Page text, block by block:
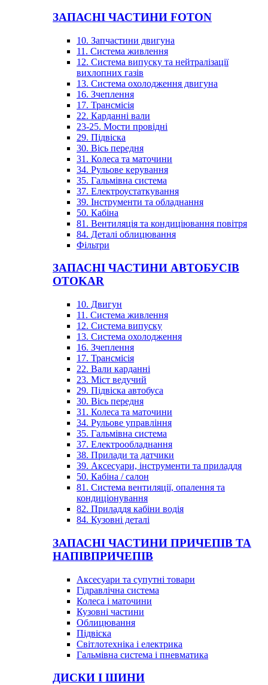
ЗАПАСНІ ЧАСТИНИ FOTON
10. Запчастини двигуна
11. Система живлення
12. Система випуску та нейтралізації
вихлопних газів
13. Система охолодження двигуна
16. Зчеплення
17. Трансмісія
22. Карданні вали
23-25. Мости провідні
29. Підвіска
30. Вісь передня
31. Колеса та маточини
34. Рульове керування
35. Гальмівна система
37. Електроустаткування
39. Інструменти та обладнання
50. Кабіна
81. Вентиляція та кондиціювання повітря
84. Деталі облицювання
Фільтри
ЗАПАСНІ ЧАСТИНИ АВТОБУСІВ
OTOKAR
10. Двигун
11. Система живлення
12. Система випуску
13. Система охолодження
16. Зчеплення
17. Трансмісія
22. Вали карданні
23. Міст ведучий
29. Підвіска автобуса
30. Вісь передня
31. Колеса та маточини
34. Рульове управління
35. Гальмівна система
37. Електрообладнання
38. Прилади та датчики
39. Аксесуари, інструменти та приладдя
50. Кабіна / салон
81. Система вентиляції, опалення та
кондиціонування
82. Приладдя кабіни водія
84. Кузовні деталі
ЗАПАСНІ ЧАСТИНИ ПРИЧЕПІВ ТА
НАПІВПРИЧЕПІВ
Аксесуари та супутні товари
Гідравлічна система
Колеса і маточини
Кузовні частини
Облицювання
Підвіска
Світлотехніка і електрика
Гальмівна система і пневматика
ДИСКИ І ШИНИ